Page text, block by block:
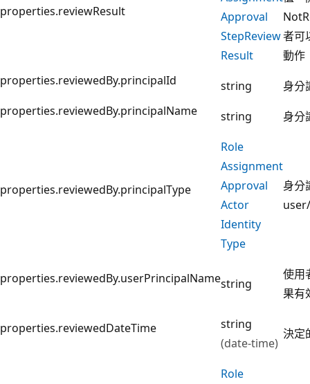
properties.reviewResult
Approval
StepReview
Result
者可
動作
properties.reviewedBy.principalId
string
身分
properties.reviewedBy.principalName
string 身分
properties.reviewedBy.principalType
Role
Assignment
Approval
Actor
Identity
Type
身分
properties.reviewedBy.userPrincipalNamestring
使用
果有
properties.reviewedDateTime
string
(date-time)
決定
Role